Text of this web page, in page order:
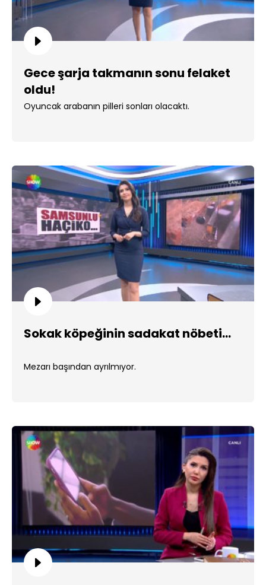
Gece şarja takmanın sonu felaket
oldu!
Oyuncak arabanın pilleri sonları olacaktı.
Sokak köpeğinin sadakat nöbeti...
Mezarı başından ayrılmıyor.